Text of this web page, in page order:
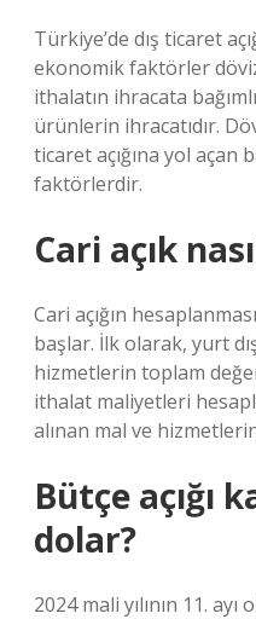
Türkiye’de dış ticaret
ekonomik faktörler
ithalatın ihracata
ürünlerin ihracatıdır.
ticaret açığına yol açan
faktörlerdir.
Cari açık
Cari açığın
başlar. İlk olarak, yurt
hizmetlerin toplam
ithalat maliyetleri
alınan mal ve
Bütçe açığı
dolar?
2024 mali yılının 11.